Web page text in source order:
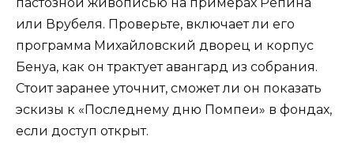
или Врубеля. Проверьте, включает ли его
программа Михайловский дворец и корпус
Бенуа, как он трактует авангард из собрания.
Стоит заранее уточнит, сможет ли он показать
эскизы к «Последнему дню Помпеи» в фондах,
если доступ открыт.